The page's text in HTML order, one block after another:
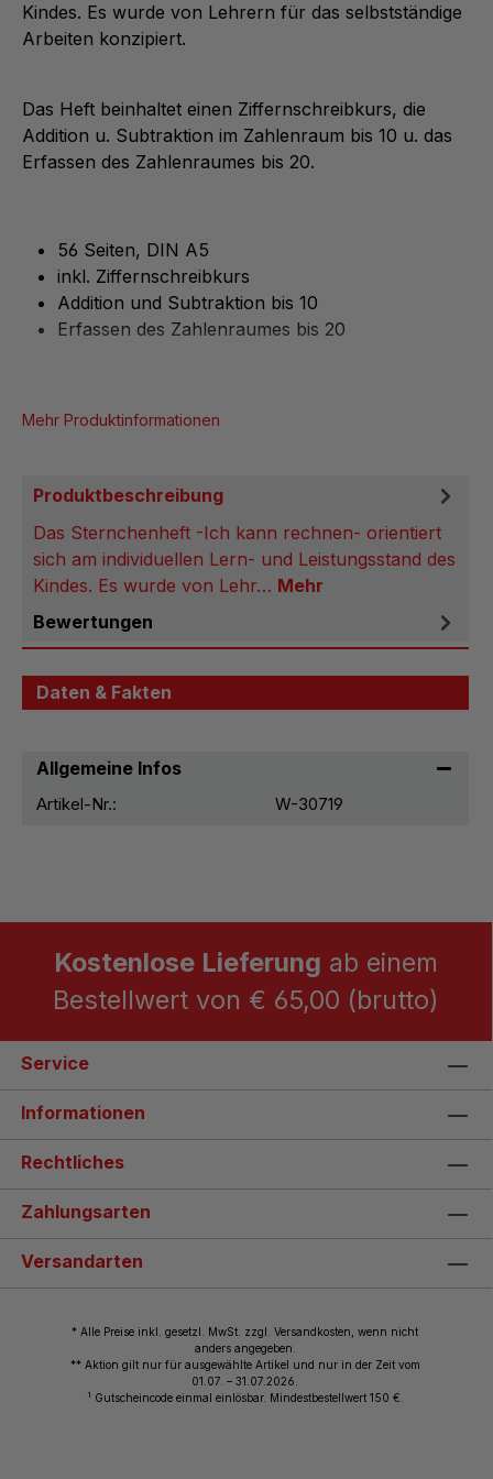
Kindes. Es wurde von Lehrern für das selbstständige
Arbeiten konzipiert.
Das Heft beinhaltet einen Ziffernschreibkurs, die
Addition u. Subtraktion im Zahlenraum bis 10 u. das
Erfassen des Zahlenraumes bis 20.
56 Seiten, DIN A5
inkl. Ziffernschreibkurs
Addition und Subtraktion bis 10
Erfassen des Zahlenraumes bis 20
Mehr Produktinformationen
Produktbeschreibung
Das Sternchenheft -Ich kann rechnen- orientiert
sich am individuellen Lern- und Leistungsstand des
Kindes. Es wurde von Lehr… Mehr
Bewertungen
Daten & Fakten
Allgemeine Infos
Artikel-Nr.: W-30719
Kostenlose Lieferung ab einem
Bestellwert von € 65,00 (brutto)
Service
Informationen
Rechtliches
Zahlungsarten
Versandarten
* Alle Preise inkl. gesetzl. MwSt. zzgl. Versandkosten, wenn nicht
anders angegeben.
** Aktion gilt nur für ausgewählte Artikel und nur in der Zeit vom
01.07. – 31.07.2026.
1 Gutscheincode einmal einlösbar. Mindestbestellwert 150 €.